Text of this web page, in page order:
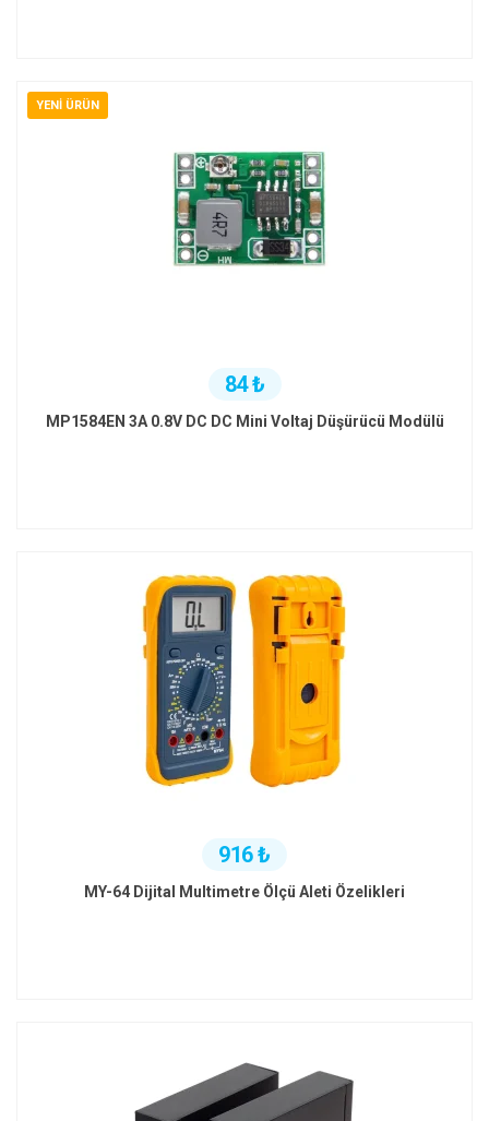
YENI ÜRÜN
84 ₺
MP1584EN 3A 0.8V DC DC Mini Voltaj Düşürücü Modülü
916 ₺
MY-64 Dijital Multimetre Ölçü Aleti Özelikleri